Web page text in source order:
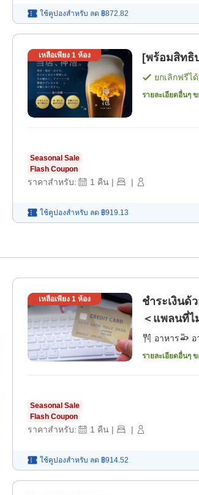
ใช้คูปองสำหรับ ลด ฿872.82
เหลือเพียง 1ห้อง [พร้อมสิทธิ
ยกเลิกฟรีไ
รายละเอียดอื่นๆ
Seasonal Sale
Flash Coupon
ราคาสำหรับ: 1 คืน | |
ใช้คูปองสำหรับ ลด ฿919.13
เหลือเพียง 1ห้อง
ชำระเงินด้
＜แพลนที่ไ
อาหาร อ
รายละเอียดอื่นๆ
Seasonal Sale
Flash Coupon
ราคาสำหรับ: 1 คืน | |
ใช้คูปองสำหรับ ลด ฿914.52